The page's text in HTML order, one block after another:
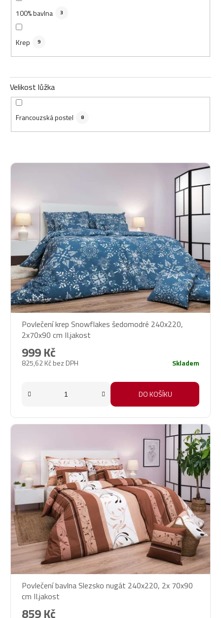
100% bavlna 3
Krep 9
Velikost lůžka
Francouzská postel 8
V
s
p
r
o
d
u
k
t
ů
Povlečení krep Snowflakes šedomodré 240x220,
2x70x90 cm II.jakost
825,62 Kč bez DPH
999 Kč
Skladem
DO KOŠÍKU
Povlečení bavlna Slezsko nugát 240x220, 2x 70x90
cm II.jakost
859 Kč